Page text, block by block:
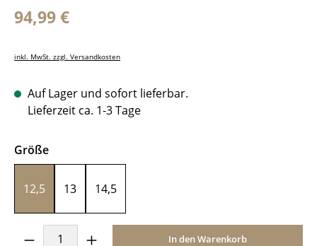
Regulärer Preis:
94,99 €
inkl. MwSt. zzgl. Versandkosten
Auf Lager und sofort lieferbar.
Lieferzeit ca. 1-3 Tage
Größeauswählen
12,5 13 14,5
Produkt Anzahl: Gib den gewünschten
In den Warenkorb